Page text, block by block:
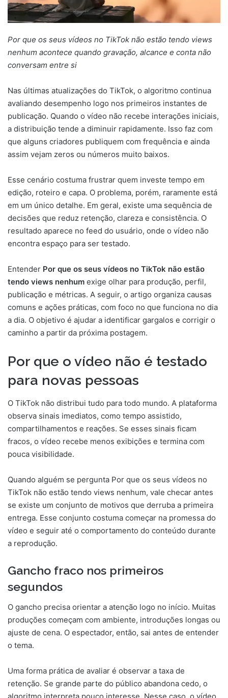
Por que os seus vídeos no TikTok não estão tendo views
nenhum acontece quando gravação, alcance e conta não
conversam entre si
Nas últimas atualizações do TikTok, o algoritmo continua
avaliando desempenho logo nos primeiros instantes de
publicação. Quando o vídeo não recebe interações iniciais,
a distribuição tende a diminuir rapidamente. Isso faz com
que alguns criadores publiquem com frequência e ainda
assim vejam zeros ou números muito baixos.
Esse cenário costuma frustrar quem investe tempo em
edição, roteiro e capa. O problema, porém, raramente está
em um único detalhe. Em geral, existe uma sequência de
decisões que reduz retenção, clareza e consistência. O
resultado aparece no feed do usuário, onde o vídeo não
encontra espaço para ser testado.
Entender Por que os seus vídeos no TikTok não estão
tendo views nenhum exige olhar para produção, perfil,
publicação e métricas. A seguir, o artigo organiza causas
comuns e ações práticas, com foco no que funciona no dia
a dia. O objetivo é ajudar a identificar gargalos e corrigir o
caminho a partir da próxima postagem.
Por que o vídeo não é testado
para novas pessoas
O TikTok não distribui tudo para todo mundo. A plataforma
observa sinais imediatos, como tempo assistido,
compartilhamentos e reações. Se esses sinais ficam
fracos, o vídeo recebe menos exibições e termina com
pouca visibilidade.
Quando alguém se pergunta Por que os seus vídeos no
TikTok não estão tendo views nenhum, vale checar antes
se existe um conjunto de motivos que derruba a primeira
entrega. Esse conjunto costuma começar na promessa do
vídeo e seguir até o comportamento do conteúdo durante
a reprodução.
Gancho fraco nos primeiros
segundos
O gancho precisa orientar a atenção logo no início. Muitas
produções começam com ambiente, introduções longas ou
ajuste de cena. O espectador, então, sai antes de entender
o tema.
Uma forma prática de avaliar é observar a taxa de
retenção. Se grande parte do público abandona cedo, o